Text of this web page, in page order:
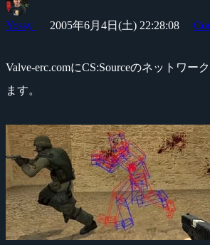
Yossy 2005年6月4日(土) 22:28:08
Valve-erc.comにCS:Sourceのネットワー
ます。